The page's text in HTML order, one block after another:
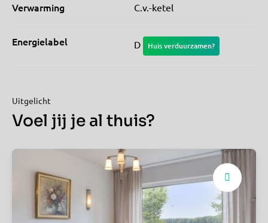
Verwarming C.v.-ketel
Energielabel D Huis verduurzamen?
Uitgelicht
Voel jij je al thuis?